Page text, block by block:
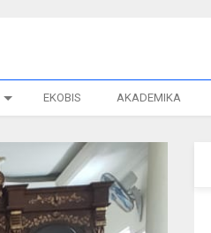
EKOBIS AKADEMIKA